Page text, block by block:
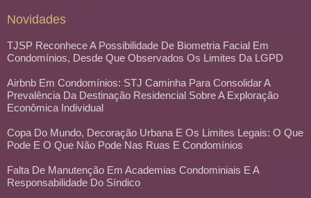
Novidades
TJSP Reconhece A Possibilidade De Biometria Facial Em
Condomínios, Desde Que Observados Os Limites Da LGPD
Airbnb Em Condomínios: STJ Caminha Para Consolidar A
Prevalência Da Destinação Residencial Sobre A Exploração
Econômica Individual
Copa Do Mundo, Decoração Urbana E Os Limites Legais: O Que
Pode E O Que Não Pode Nas Ruas E Condomínios
Falta De Manutenção Em Academias Condominiais E A
Responsabilidade Do Síndico